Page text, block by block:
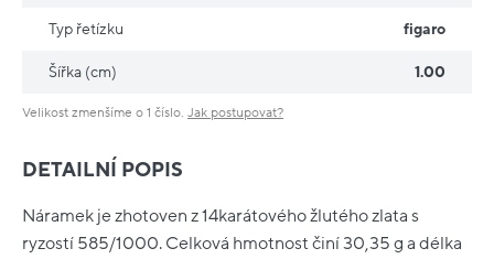
DETAILNÍ POPIS
Náramek je zhotoven z 14karátového žlutého zlata s
ryzostí 585/1000. Celková hmotnost činí 30,35 g a délka
Typ řetízku figaro
Šířka (cm) 1.00
Velikost zmenšíme o 1 číslo. Jak postupovat?